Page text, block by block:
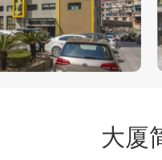
大厦